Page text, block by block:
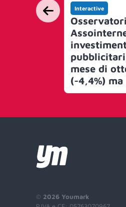
Interactive
mese di
(-4,4%)
dell’anno
© 2026 Youmark